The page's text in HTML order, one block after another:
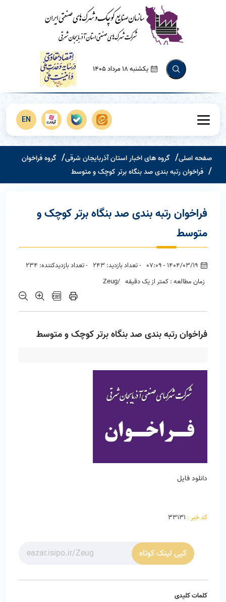
یکشنبه 18 مرداد 1405
EN
صفحه اصلی گروه های اخبار استان آذربایجان شرقی
گروه فراخوان
فراخوان رتبه بندی صد بنگاه برتر کوچک و متوسط
فراخوان رتبه بندی صد بنگاه برتر کوچک و
متوسط
1404/03/19 - 07:09 - تعداد بازدید: 243
- تعداد بازدیدکننده: 234
زمان مطالعه : کمتر از یک دقیقه /Zeug
فراخوان رتبه بندی صد بنگاه برتر کوچک و متوسط
دانلود فایل
کد خبر : 33131
کپی لینک کوتاه
کلمات کلیدی